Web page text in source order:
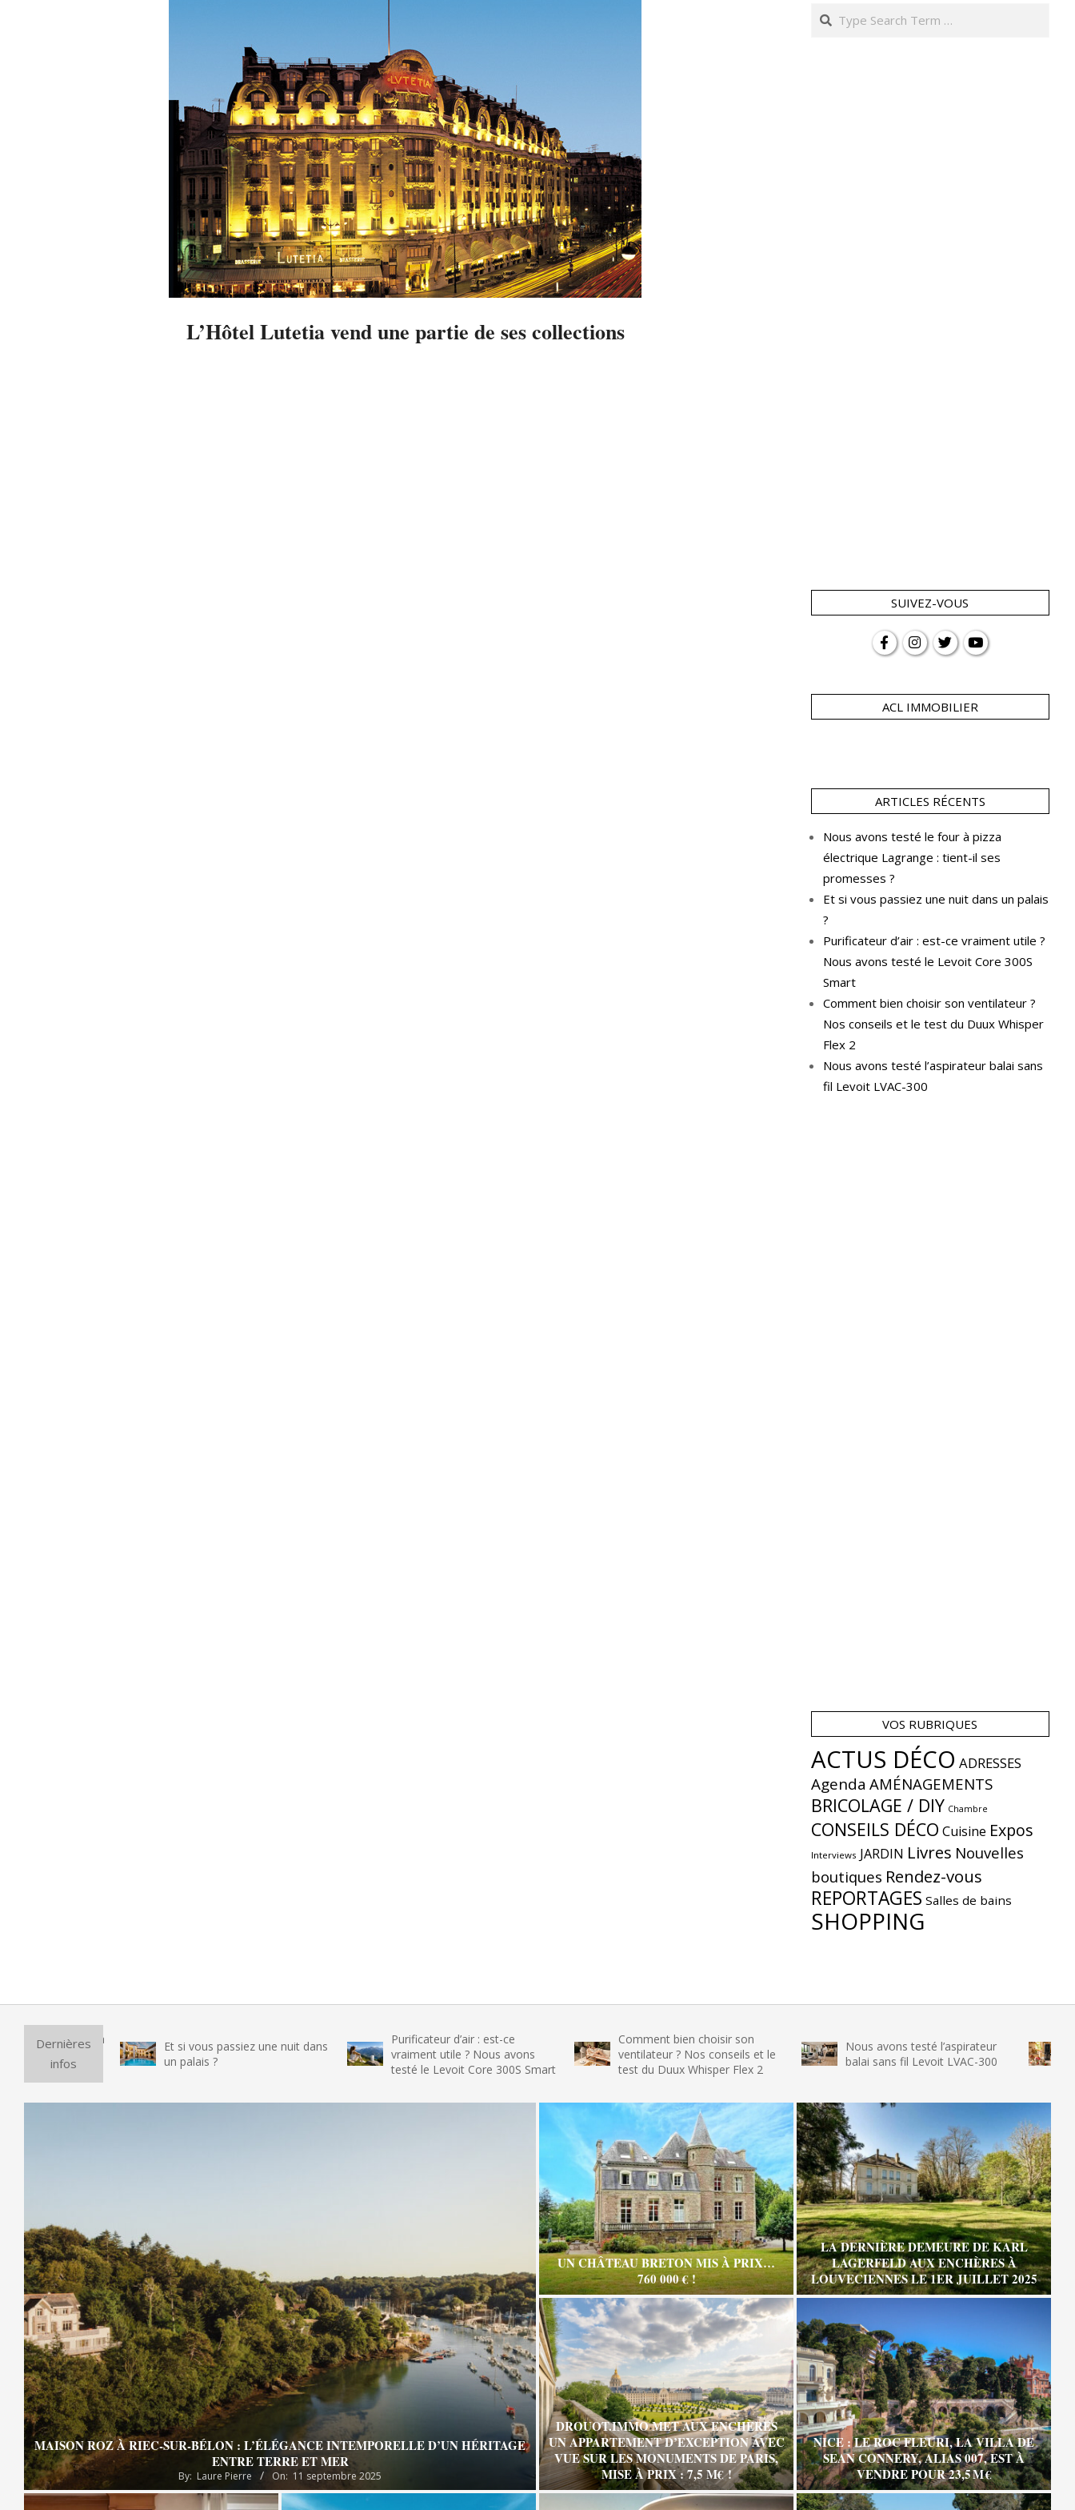
L’Hôtel Lutetia vend une partie de ses collections
Search
SUIVEZ-VOUS
ACL IMMOBILIER
ARTICLES RÉCENTS
Nous avons testé le four à pizza
électrique Lagrange : tient-il ses
promesses ?
Et si vous passiez une nuit dans un palais
?
Purificateur d’air : est-ce vraiment utile ?
Nous avons testé le Levoit Core 300S
Smart
Comment bien choisir son ventilateur ?
Nos conseils et le test du Duux Whisper
Flex 2
Nous avons testé l’aspirateur balai sans
fil Levoit LVAC-300
VOS RUBRIQUES
ACTUS DÉCO ADRESSES
Agenda AMÉNAGEMENTS
BRICOLAGE / DIY Chambre
CONSEILS DÉCO Cuisine Expos
Interviews JARDIN Livres Nouvelles
boutiques Rendez-vous
REPORTAGES Salles de bains
SHOPPING
Dernières
infos
Et si vous passiez une nuit dans
un palais ?
Purificateur d’air : est-ce
vraiment utile ? Nous avons
testé le Levoit Core 300S Smart
Comment bien choisir son
ventilateur ? Nos conseils et le
test du Duux Whisper Flex 2
Nous avons testé l’aspirateur
balai sans fil Levoit LVAC-300
Nous
glace
MAISON ROZ À RIEC-SUR-BÉLON : L’ÉLÉGANCE INTEMPORELLE D’UN HÉRITAGE
ENTRE TERRE ET MER
By: Laure Pierre On: 11 septembre 2025
UN CHÂTEAU BRETON MIS À PRIX…
760 000 € !
LA DERNIÈRE DEMEURE DE KARL
LAGERFELD AUX ENCHÈRES À
LOUVECIENNES LE 1ER JUILLET 2025
DROUOT.IMMO MET AUX ENCHÈRES
UN APPARTEMENT D’EXCEPTION AVEC
VUE SUR LES MONUMENTS DE PARIS,
MISE À PRIX : 7,5 M€ !
NICE : LE ROC FLEURI, LA VILLA DE
SEAN CONNERY, ALIAS 007, EST À
VENDRE POUR 23,5 M €